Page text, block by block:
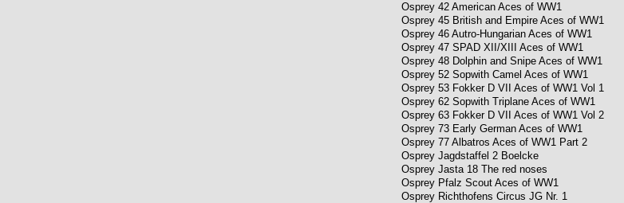
Osprey 42 American Aces of WW1
Osprey 45 British and Empire Aces of WW1
Osprey 46 Autro-Hungarian Aces of WW1
Osprey 47 SPAD XII/XIII Aces of WW1
Osprey 48 Dolphin and Snipe Aces of WW1
Osprey 52 Sopwith Camel Aces of WW1
Osprey 53 Fokker D VII Aces of WW1 Vol 1
Osprey 62 Sopwith Triplane Aces of WW1
Osprey 63 Fokker D VII Aces of WW1 Vol 2
Osprey 73 Early German Aces of WW1
Osprey 77 Albatros Aces of WW1 Part 2
Osprey Jagdstaffel 2 Boelcke
Osprey Jasta 18 The red noses
Osprey Pfalz Scout Aces of WW1
Osprey Richthofens Circus JG Nr. 1